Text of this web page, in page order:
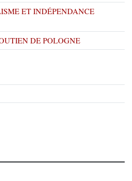
ET INDÉPENDANCE
DE POLOGNE